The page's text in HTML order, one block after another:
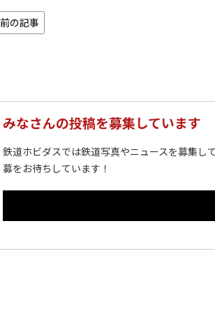
前の記事
みなさんの投稿を募集しています
鉄道ホビダスでは鉄道写真やニュースを募集し
募をお待ちしています！